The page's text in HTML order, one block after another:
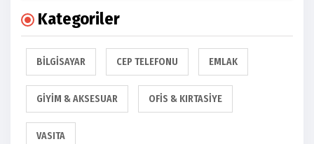
Kategoriler
BILGISAYAR CEP TELEFONU EMLAK
GIYIM & AKSESUAR OFIS & KIRTASIYE
VASITA